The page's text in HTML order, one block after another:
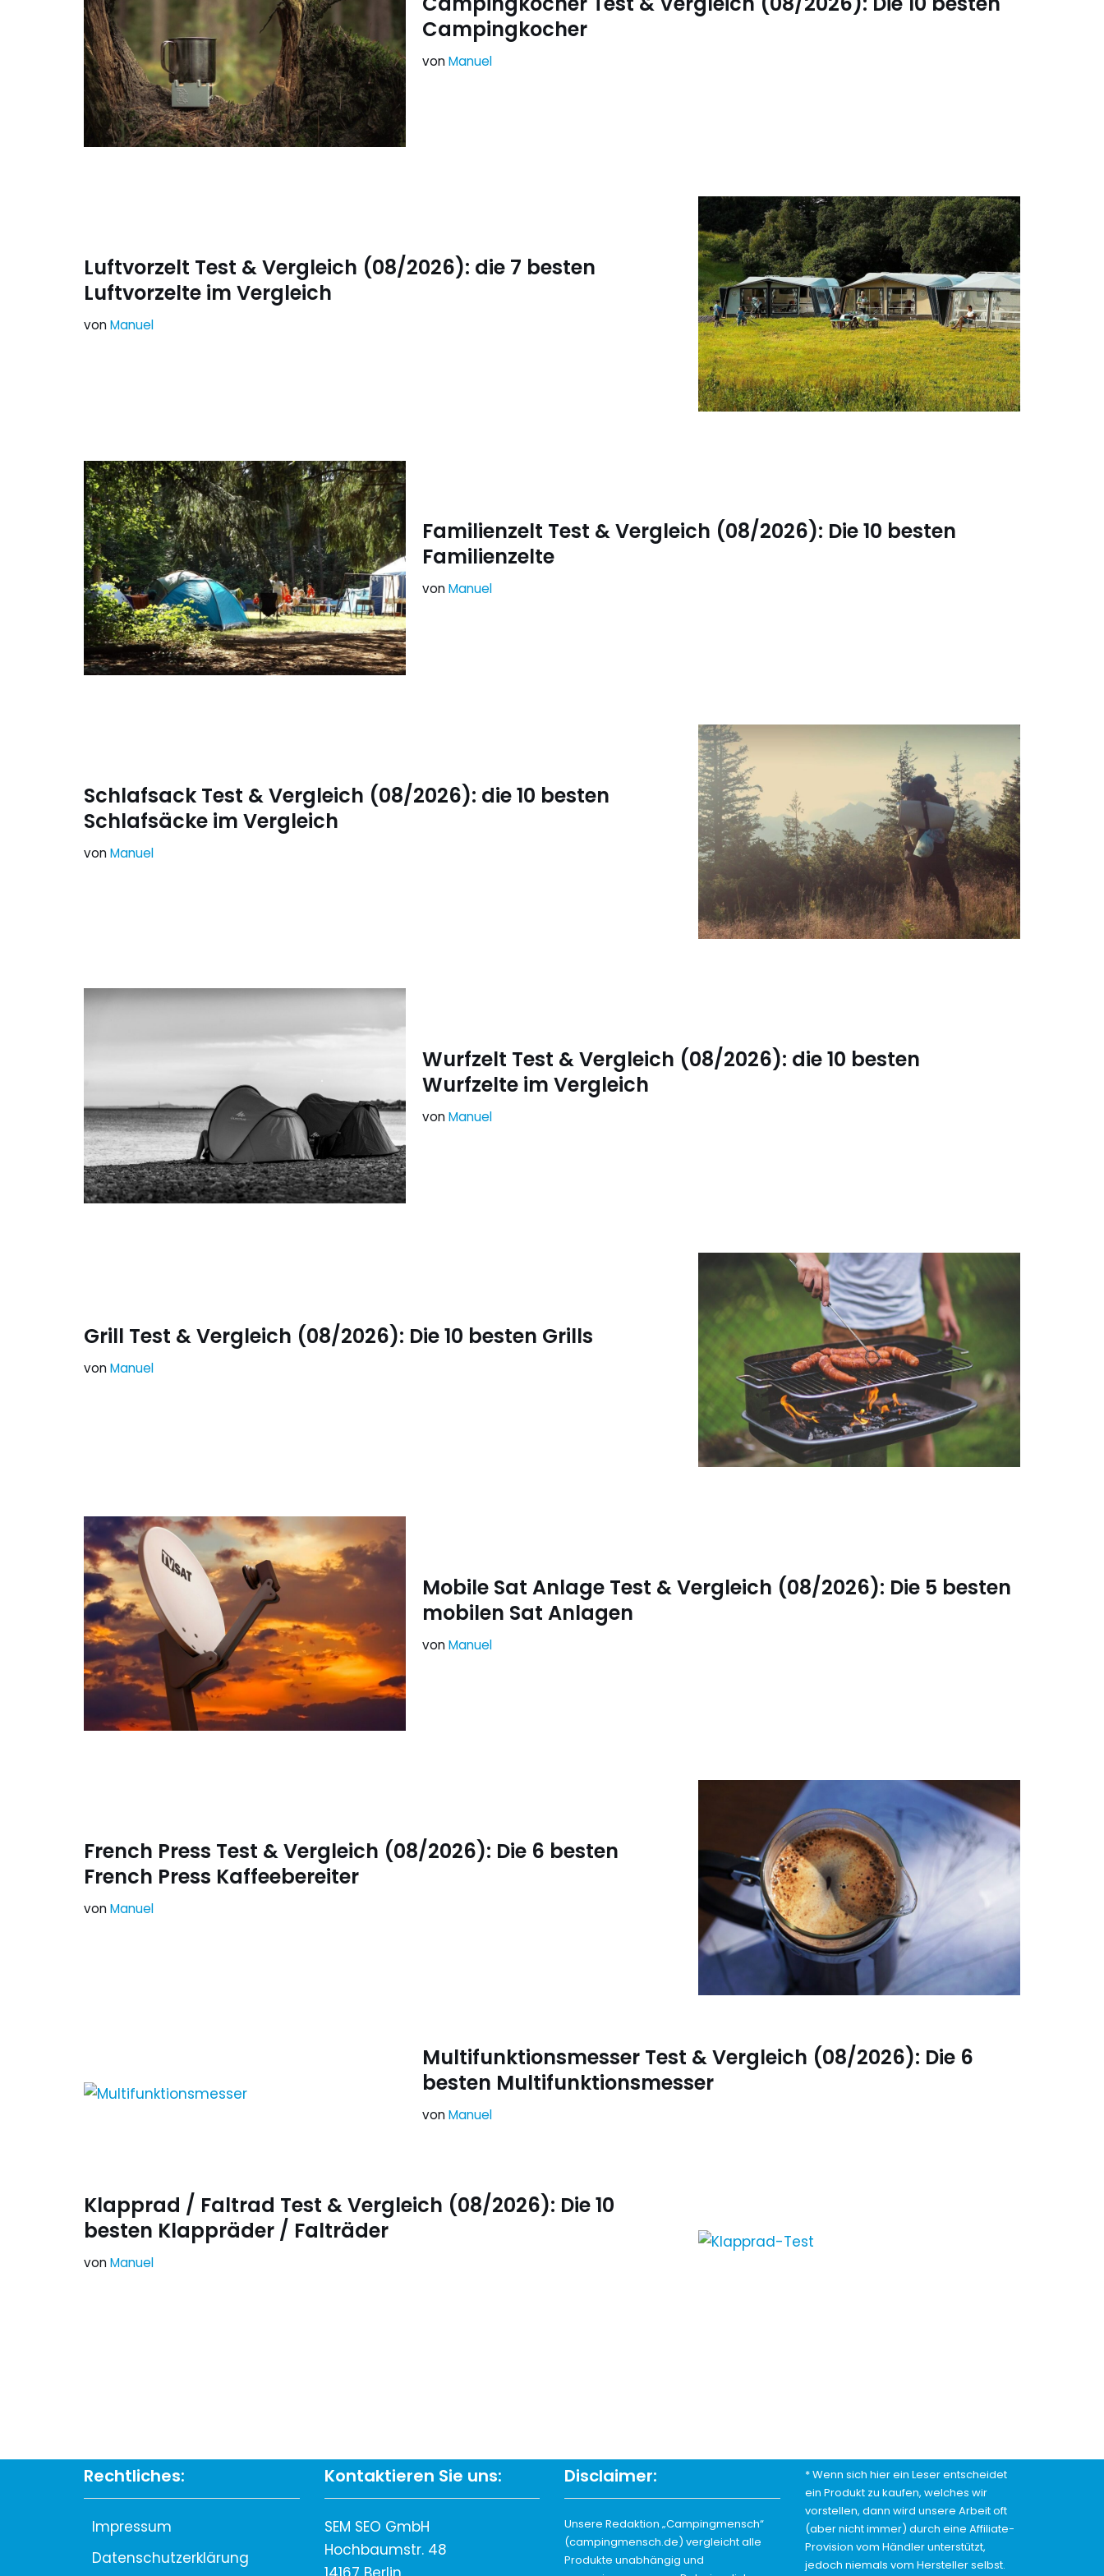
Campingkocher
vonManuel
Luftvorzelt Test & Vergleich (08/2026): die 7 besten
Luftvorzelte im Vergleich
vonManuel
Familienzelt Test & Vergleich (08/2026): Die 10 besten
Familienzelte
vonManuel
Schlafsack Test & Vergleich (08/2026): die 10 besten
Schlafsäcke im Vergleich
vonManuel
Wurfzelt Test & Vergleich (08/2026): die 10 besten
Wurfzelte im Vergleich
vonManuel
Grill Test & Vergleich (08/2026): Die 10 besten Grills
vonManuel
Mobile Sat Anlage Test & Vergleich (08/2026): Die 5 besten
mobilen Sat Anlagen
vonManuel
French Press Test & Vergleich (08/2026): Die 6 besten
French Press Kaffeebereiter
vonManuel
Multifunktionsmesser Test & Vergleich (08/2026): Die 6
besten Multifunktionsmesser
vonManuel
Klapprad / Faltrad Test & Vergleich (08/2026): Die 10
besten Klappräder / Falträder
vonManuel
Rechtliches:
Impressum
Datenschutzerklärung
Kontaktieren Sie uns:
SEM SEO GmbH
Hochbaumstr. 48
Disclaimer:
Unsere Redaktion „Campingmensch“
(campingmensch.de) vergleicht alle
Produkte unabhängig und
* Wenn sich hier ein Leser entscheidet
ein Produkt zu kaufen, welches wir
vorstellen, dann wird unsere Arbeit oft
(aber nicht immer) durch eine Affiliate-
Provision vom Händler unterstützt,
jedoch niemals vom Hersteller selbst.